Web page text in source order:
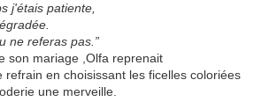
j'étais patiente,
ne referas pas.”
son mariage ,Olfa reprenait
refrain en choisissant les ficelles coloriées
une merveille.